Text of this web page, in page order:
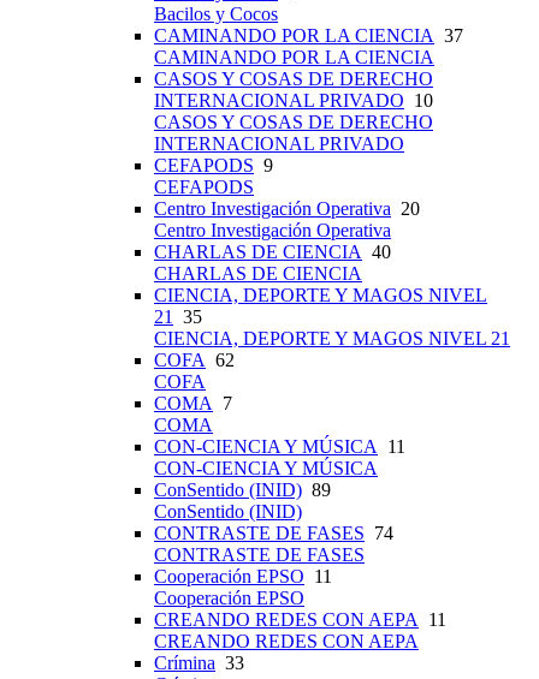
Bacilos y Cocos
CAMINANDO POR LA CIENCIA 37
CAMINANDO POR LA CIENCIA
CASOS Y COSAS DE DERECHO
INTERNACIONAL PRIVADO 10
CASOS Y COSAS DE DERECHO
INTERNACIONAL PRIVADO
CEFAPODS 9
CEFAPODS
Centro Investigación Operativa 20
Centro Investigación Operativa
CHARLAS DE CIENCIA 40
CHARLAS DE CIENCIA
CIENCIA, DEPORTE Y MAGOS NIVEL
21 35
CIENCIA, DEPORTE Y MAGOS NIVEL 21
COFA 62
COFA
COMA 7
COMA
CON-CIENCIA Y MÚSICA 11
CON-CIENCIA Y MÚSICA
ConSentido (INID) 89
ConSentido (INID)
CONTRASTE DE FASES 74
CONTRASTE DE FASES
Cooperación EPSO 11
Cooperación EPSO
CREANDO REDES CON AEPA 11
CREANDO REDES CON AEPA
Crímina 33